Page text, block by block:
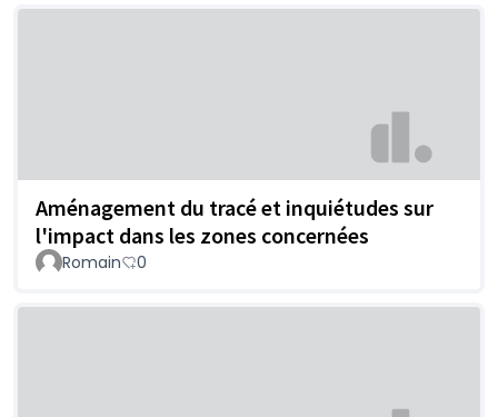
Aménagement du tracé et inquiétudes sur
l'impact dans les zones concernées
Romain 0